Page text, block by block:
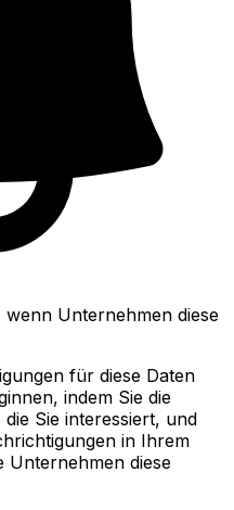
Unternehmen diese
für diese Daten
indem Sie die
Sie interessiert, und
in Ihrem
Unternehmen diese